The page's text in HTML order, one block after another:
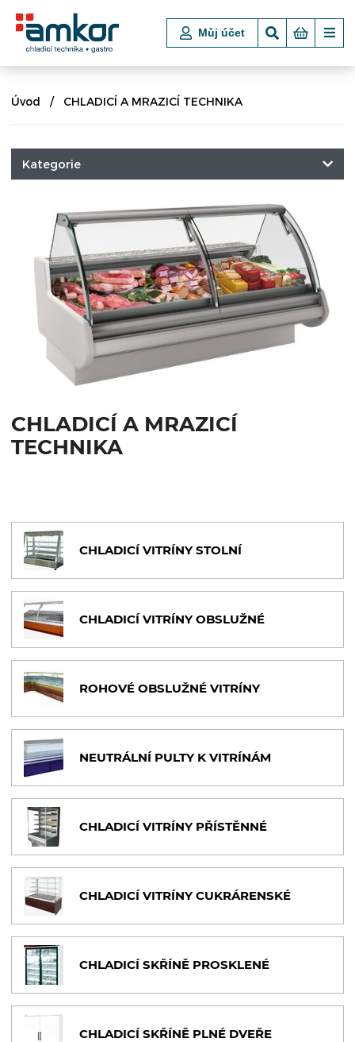
Můj účet
Úvod CHLADICÍ A MRAZICÍ TECHNIKA
Kategorie
CHLADICÍ VITRÍNY STOLNÍ
CHLADICÍ VITRÍNY OBSLUŽNÉ
ROHOVÉ OBSLUŽNÉ VITRÍNY
NEUTRÁLNÍ PULTY K VITRÍNÁM
CHLADICÍ VITRÍNY PŘÍSTĚNNÉ
CHLADICÍ VITRÍNY CUKRÁRENSKÉ
CHLADICÍ SKŘÍNĚ PROSKLENÉ
CHLADICÍ SKŘÍNĚ PLNÉ DVEŘE
MRAZICÍ TRUHLY
MRAZICÍ VANY OTEVŘENÉ
ZMRZLINOVÉ VITRÍNY
ŠOKOVÉ SCHLAZOVAČE A ZMRAZOVAČE
VÝROBNÍKY LEDU
POKLADNÍ BOXY
VSTUPNÍ TURNIKETY, ZÁBRANY
NÁKUPNÍ KOŠE A VOZÍKY
VARNÉ TECHNOLOGIE
OHŘEVNÉ VITRÍNY A VODNÍ LÁZNĚ
MYTÍ NÁDOBÍ
OSTATNÍ VYBAVENÍ PRODEJEN
VÁHY, NÁŘEZOVÉ STROJE
CHLADICÍ A MRAZICÍ
TECHNIKA
CHLADICÍ VITRÍNY STOLNÍ
CHLADICÍ VITRÍNY OBSLUŽNÉ
ROHOVÉ OBSLUŽNÉ VITRÍNY
NEUTRÁLNÍ PULTY K VITRÍNÁM
CHLADICÍ VITRÍNY PŘÍSTĚNNÉ
CHLADICÍ VITRÍNY CUKRÁRENSKÉ
CHLADICÍ SKŘÍNĚ PROSKLENÉ
CHLADICÍ SKŘÍNĚ PLNÉ DVEŘE